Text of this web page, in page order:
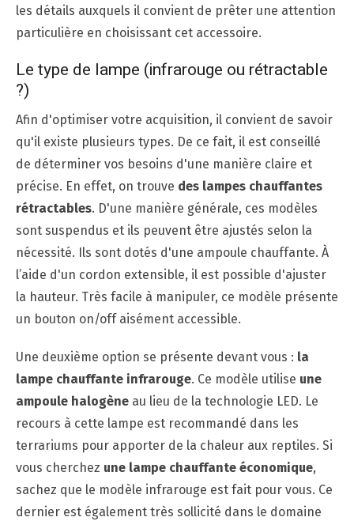
les détails auxquels il convient de prêter une attention
particulière en choisissant cet accessoire.
Le type de lampe (infrarouge ou rétractable
?)
Afin d'optimiser votre acquisition, il convient de savoir
qu'il existe plusieurs types. De ce fait, il est conseillé
de déterminer vos besoins d'une manière claire et
précise. En effet, on trouve des lampes chauffantes
rétractables. D'une manière générale, ces modèles
sont suspendus et ils peuvent être ajustés selon la
nécessité. Ils sont dotés d'une ampoule chauffante. À
l’aide d'un cordon extensible, il est possible d'ajuster
la hauteur. Très facile à manipuler, ce modèle présente
un bouton on/off aisément accessible.
Une deuxième option se présente devant vous : la
lampe chauffante infrarouge. Ce modèle utilise une
ampoule halogène au lieu de la technologie LED. Le
recours à cette lampe est recommandé dans les
terrariums pour apporter de la chaleur aux reptiles. Si
vous cherchez une lampe chauffante économique,
sachez que le modèle infrarouge est fait pour vous. Ce
dernier est également très sollicité dans le domaine